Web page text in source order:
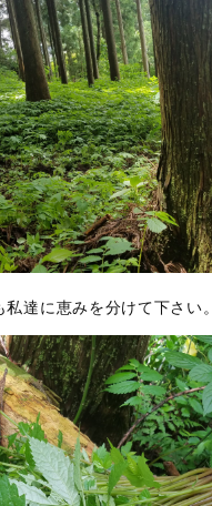
私達に恵みを分けて下さい。